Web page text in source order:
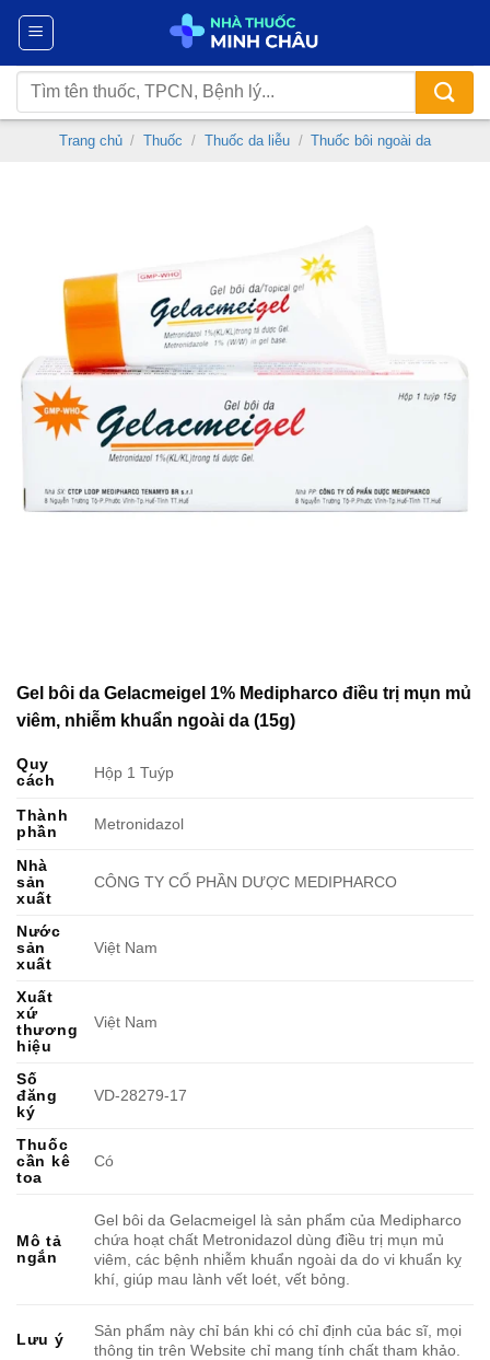
Chuyển
nội
dung
Tìm
kiếm:
Trang chủ / Thuốc / Thuốc da liễu / Thuốc bôi ngoài da
Gel bôi da Gelacmeigel 1% Medipharco điều trị mụn mủ
viêm, nhiễm khuẩn ngoài da (15g)
Quy
cách
Hộp 1 Tuýp
Thành
phần
Metronidazol
Nhà
sản
xuất
CÔNG TY CỔ PHẦN DƯỢC MEDIPHARCO
Nước
sản
xuất
Việt Nam
Xuất
xứ
thương
hiệu
Việt Nam
Số
đăng
ký
VD-28279-17
Thuốc
cần kê
toa
Có
Mô tả
ngắn
Gel bôi da Gelacmeigel là sản phẩm của Medipharco
chứa hoạt chất Metronidazol dùng điều trị mụn mủ
viêm, các bệnh nhiễm khuẩn ngoài da do vi khuẩn kỵ
khí, giúp mau lành vết loét, vết bỏng.
Lưu ý
Sản phẩm này chỉ bán khi có chỉ định của bác sĩ, mọi
thông tin trên Website chỉ mang tính chất tham khảo.